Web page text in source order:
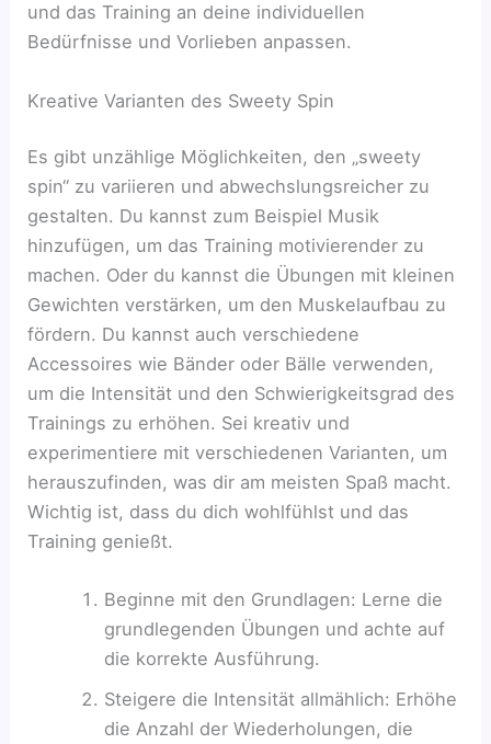
und das Training an deine individuellen
Bedürfnisse und Vorlieben anpassen.
Kreative Varianten des Sweety Spin
Es gibt unzählige Möglichkeiten, den „sweety
spin“ zu variieren und abwechslungsreicher zu
gestalten. Du kannst zum Beispiel Musik
hinzufügen, um das Training motivierender zu
machen. Oder du kannst die Übungen mit kleinen
Gewichten verstärken, um den Muskelaufbau zu
fördern. Du kannst auch verschiedene
Accessoires wie Bänder oder Bälle verwenden,
um die Intensität und den Schwierigkeitsgrad des
Trainings zu erhöhen. Sei kreativ und
experimentiere mit verschiedenen Varianten, um
herauszufinden, was dir am meisten Spaß macht.
Wichtig ist, dass du dich wohlfühlst und das
Training genießt.
Beginne mit den Grundlagen: Lerne die
grundlegenden Übungen und achte auf
die korrekte Ausführung.
Steigere die Intensität allmählich: Erhöhe
die Anzahl der Wiederholungen, die